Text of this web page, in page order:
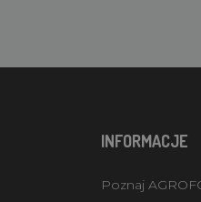
INFORMACJE
Poznaj